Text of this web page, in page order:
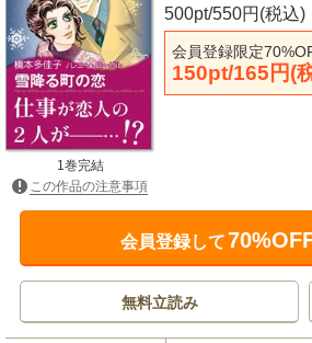
500pt/550円(税込)
会員登録限定
150pt/165円(
1巻完結
この作品の注意事項
会員登録して
無料立読み